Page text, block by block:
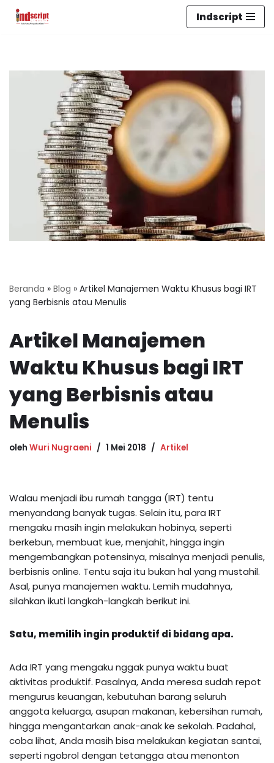
Indscript
Beranda » Blog » Artikel Manajemen Waktu Khusus bagi IRT
yang Berbisnis atau Menulis
Artikel Manajemen
Waktu Khusus bagi IRT
yang Berbisnis atau
Menulis
oleh Wuri Nugraeni 1 Mei 2018 Artikel
Walau menjadi ibu rumah tangga (IRT) tentu
menyandang banyak tugas. Selain itu, para IRT
mengaku masih ingin melakukan hobinya, seperti
berkebun, membuat kue, menjahit, hingga ingin
mengembangkan potensinya, misalnya menjadi penulis,
berbisnis online. Tentu saja itu bukan hal yang mustahil.
Asal, punya manajemen waktu. Lemih mudahnya,
silahkan ikuti langkah-langkah berikut ini.
Satu, memilih ingin produktif di bidang apa.
Ada IRT yang mengaku nggak punya waktu buat
aktivitas produktif. Pasalnya, Anda meresa sudah repot
mengurus keuangan, kebutuhan barang seluruh
anggota keluarga, asupan makanan, kebersihan rumah,
hingga mengantarkan anak-anak ke sekolah. Padahal,
coba lihat, Anda masih bisa melakukan kegiatan santai,
seperti ngobrol dengan tetangga atau menonton